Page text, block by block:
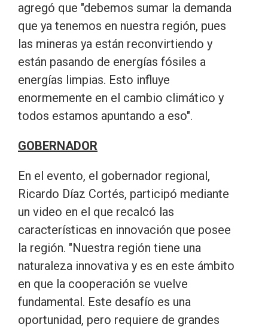
agregó que "debemos sumar la demanda
que ya tenemos en nuestra región, pues
las mineras ya están reconvirtiendo y
están pasando de energías fósiles a
energías limpias. Esto influye
enormemente en el cambio climático y
todos estamos apuntando a eso".
GOBERNADOR
En el evento, el gobernador regional,
Ricardo Díaz Cortés, participó mediante
un video en el que recalcó las
características en innovación que posee
la región. "Nuestra región tiene una
naturaleza innovativa y es en este ámbito
en que la cooperación se vuelve
fundamental. Este desafío es una
oportunidad, pero requiere de grandes